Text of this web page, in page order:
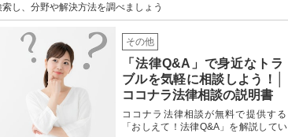
し、分野や解決方法を調べましょう
その他
「法律Q&A」で身近なトラ
ブルを気軽に相談しよう！│
ココナラ法律相談の説明書
ココナラ法律相談が無料で提供する
「おしえて！法律Q&A」を解説してい